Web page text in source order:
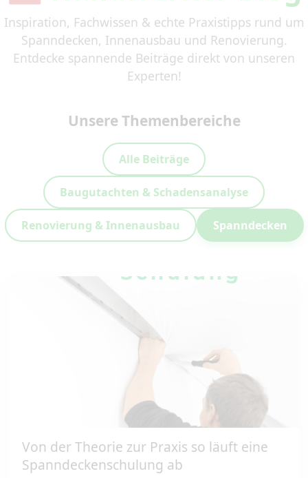
Inspiration, Fachwissen & echte Praxistipps rund um
Spanndecken, Innenausbau und Renovierung.
Entdecke spannende Beiträge direkt von unseren
Experten!
Unsere Themenbereiche
Alle Beiträge
Baugutachten & Schadensanalyse
Renovierung & Innenausbau Spanndecken
Von der Theorie zur Praxis so läuft eine
Spanndeckenschulung ab